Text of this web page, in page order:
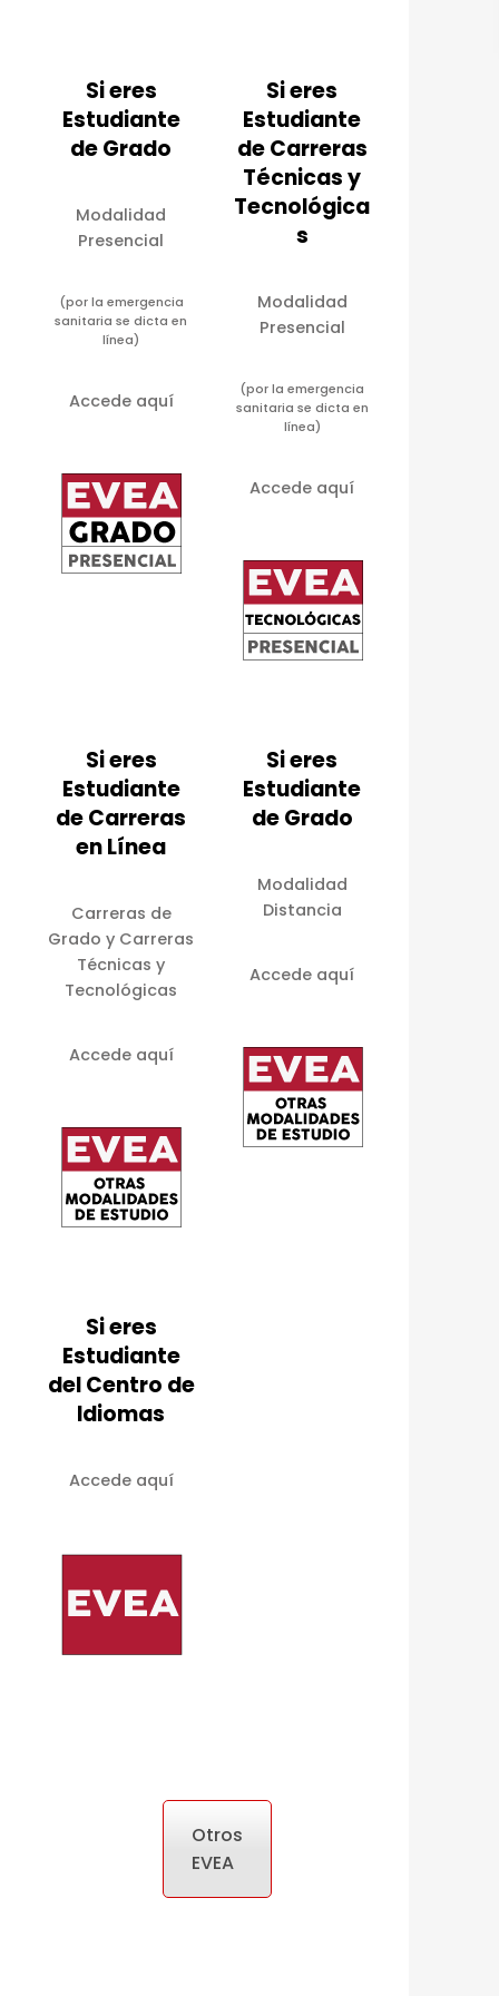
Si eres
Estudiante
de Grado
Modalidad
Presencial
(por la emergencia
sanitaria se dicta en
línea)
Accede aquí
Si eres
Estudiante
de Carreras
Técnicas y
Tecnológica
s
Modalidad
Presencial
(por la emergencia
sanitaria se dicta en
línea)
Accede aquí
Si eres
Estudiante
de Carreras
en Línea
Carreras de
Grado y Carreras
Técnicas y
Tecnológicas
Accede aquí
Si eres
Estudiante
de Grado
Modalidad
Distancia
Accede aquí
Si eres
Estudiante
del Centro de
Idiomas
Accede aquí
Otros
EVEA